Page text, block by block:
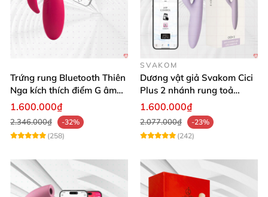
Trứng rung Bluetooth Thiên
Nga kích thích điểm G âm
vật thay đổi không khí yêu
1.600.000₫
2.346.000₫
-32%
(258)
SVAKOM
Dương vật giả Svakom Cici
Plus 2 nhánh rung toả
nhiệt, điều khiển app
1.600.000₫
2.077.000₫
-23%
(242)